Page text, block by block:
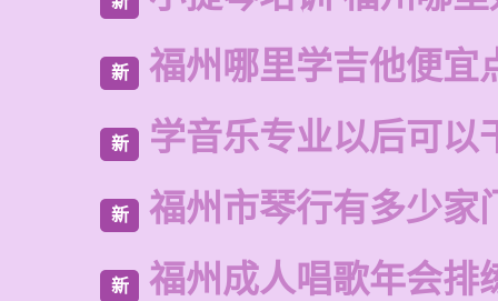
新 福州哪里学吉他便宜
新 学音乐专业以后可以
新 福州市琴行有多少家
新 福州成人唱歌年会排